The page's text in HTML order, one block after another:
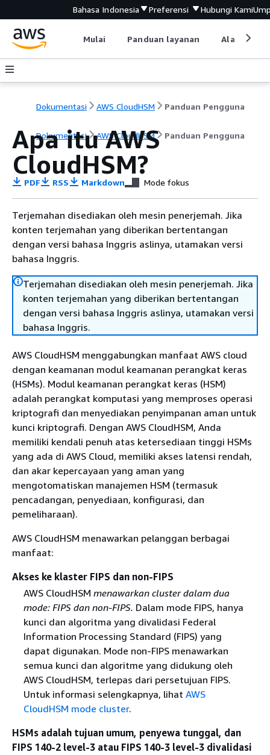
Bahasa Indonesia Preferensi Hubungi Kami
Mulai Panduan layanan Alat
Dokumentasi AWS CloudHSM Panduan Pengguna
Dokumentasi AWS CloudHSM Panduan Pengguna
Apa itu AWS
CloudHSM?
PDF RSS Markdown Mode fokus
Terjemahan disediakan oleh mesin penerjemah. Jika
konten terjemahan yang diberikan bertentangan
dengan versi bahasa Inggris aslinya, utamakan versi
bahasa Inggris.
Terjemahan disediakan oleh mesin penerjemah. Jika
konten terjemahan yang diberikan bertentangan
dengan versi bahasa Inggris aslinya, utamakan versi
bahasa Inggris.
AWS CloudHSM menggabungkan manfaat AWS cloud
dengan keamanan modul keamanan perangkat keras
(HSMs). Modul keamanan perangkat keras (HSM)
adalah perangkat komputasi yang memproses operasi
kriptografi dan menyediakan penyimpanan aman untuk
kunci kriptografi. Dengan AWS CloudHSM, Anda
memiliki kendali penuh atas ketersediaan tinggi HSMs
yang ada di AWS Cloud, memiliki akses latensi rendah,
dan akar kepercayaan yang aman yang
mengotomatiskan manajemen HSM (termasuk
pencadangan, penyediaan, konfigurasi, dan
pemeliharaan).
AWS CloudHSM menawarkan pelanggan berbagai
manfaat:
Akses ke klaster FIPS dan non-FIPS
AWS CloudHSM menawarkan cluster dalam dua
mode: FIPS dan non-FIPS. Dalam mode FIPS, hanya
kunci dan algoritma yang divalidasi Federal
Information Processing Standard (FIPS) yang
dapat digunakan. Mode non-FIPS menawarkan
semua kunci dan algoritme yang didukung oleh
AWS CloudHSM, terlepas dari persetujuan FIPS.
Untuk informasi selengkapnya, lihat AWS
CloudHSM mode cluster.
HSMs adalah tujuan umum, penyewa tunggal, dan
FIPS 140-2 level-3 atau FIPS 140-3 level-3 divalidasi